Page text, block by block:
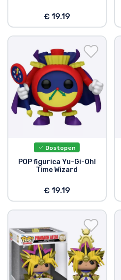
€ 19.19
Dostopen
POP figurica Yu-Gi-Oh!
Time Wizard
€ 19.19